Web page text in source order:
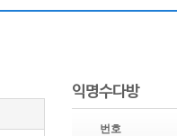
익명수다방
번호